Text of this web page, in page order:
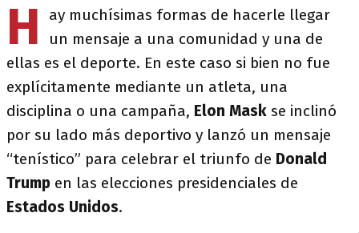
H
ay muchísimas formas de hacerle llegar
un mensaje a una comunidad y una de
ellas es el deporte. En este caso si bien no fue
explícitamente mediante un atleta, una
disciplina o una campaña, Elon Mask se inclinó
por su lado más deportivo y lanzó un mensaje
“tenístico” para celebrar el triunfo de Donald
Trump en las elecciones presidenciales de
Estados Unidos.